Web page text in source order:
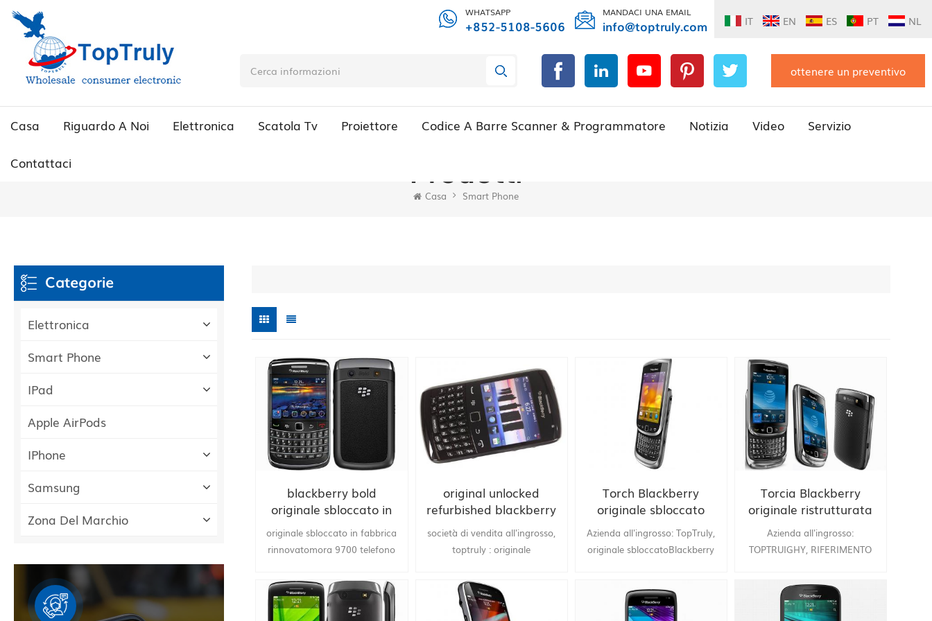
IT EN ES PT NL
WHATSAPP
+852-5108-5606
MANDACI UNA EMAIL
info@toptruly.com
ottenere un preventivo
Casa Riguardo A Noi Elettronica Scatola Tv Proiettore Codice A Barre Scanner & Programmatore Notizia Video Servizio
Contattaci Prodotti
Casa Smart Phone
blackberry bold
originale sbloccato in
fabbrica 9700 cellulare
originale sbloccato in fabbrica
rinnovatomora 9700 telefono
3.2MP Fotocamera, società di
vendita all'ingrosso di telefoni
cellulari, sinceramente, drop
original unlocked
refurbished blackberry
9360 cell phone
società di vendita all'ingrosso,
toptruly : originale
originali blackberry 9790
telefono cellulare 3G gps wifi
sbloccato NFC 5Mp telecamera
Torch Blackberry
originale sbloccato
originale 9810 cellulare
Azienda all'ingrosso: TopTruly,
originale sbloccatoBlackberry
Telefono 8G Telecamera ROM
5.0MP Ristrutturato, spedizione
Torcia Blackberry
originale ristrutturata
9800 Sbloccato 3G
Smartphone .
Azienda all'ingrosso:
TOPTRUIGHY, RIFERIMENTO
BLACKBERBE TORCH 9800
Sbloccato 3G Smartphone,
Qwerty and Touch 3.2inch,
Categorie
Elettronica
Smart Phone
IPad
Apple AirPods
IPhone
Samsung
Zona Del Marchio